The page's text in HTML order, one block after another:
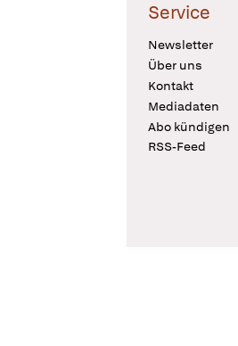
Service
Newsletter
Über uns
Kontakt
Mediadaten
Abo kündigen
RSS-Feed